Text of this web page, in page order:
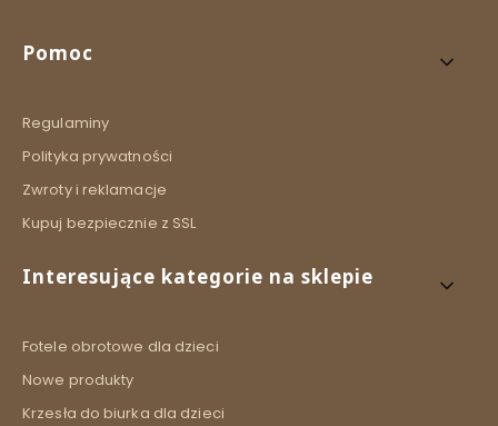
Linki w stopce
Pomoc
Regulaminy
Polityka prywatności
Zwroty i reklamacje
Kupuj bezpiecznie z SSL
Interesujące kategorie na sklepie
Fotele obrotowe dla dzieci
Nowe produkty
Krzesła do biurka dla dzieci